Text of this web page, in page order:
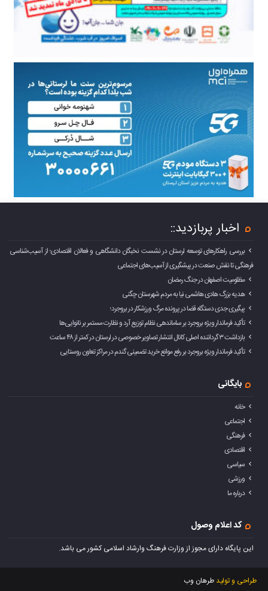
اخبار پربازدید::
بررسی راهکارهای توسعه لرستان در نشست نخبگان دانشگاهی و فعالان اقتصادی؛ از آسیب‌شناسی
فرهنگی تا نقش صنعت در پیشگیری از آسیب‌های اجتماعی
مظلومیت اصفهان در جنگ رمضان
هدیه بزرگ هادی هاشمی نیا به مردم شهرستان چگنی
پیگیری جدی دستگاه قضا در پرونده مرگ ورزشکار در بروجرد؛
تأکید فرماندار ویژه بروجرد بر ساماندهی نظام توزیع آرد و نظارت مستمر بر نانوایی‌ها
بازداشت ۳ گرداننده اصلی کانال انتشار تصاویر خصوصی در لرستان در کمتر از ۴۸ ساعت
تأکید فرماندار ویژه بروجرد بر رفع موانع خرید تضمینی گندم در مراکز تعاون روستایی
بایگانی
خانه
اجتماعی
فرهنگی
اقتصادی
سیاسی
ورزشی
درباره ما
کد اعلام وصول
این پایگاه دارای مجوز از وزارت فرهنگ وارشاد اسلامی کشور می باشد.
طراحی و تولیدطرهان وب